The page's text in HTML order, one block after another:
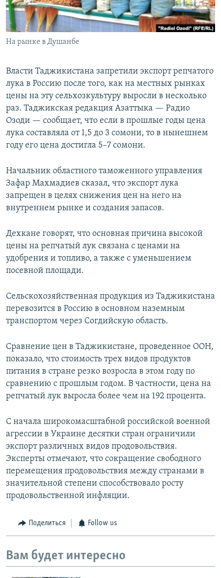
На рынке в Душанбе
Власти Таджикистана запретили экспорт репчатого
лука в Россию после того, как на местных рынках
цены на эту сельхозкультуру выросли в несколько
раз. Таджикская редакция Азаттыка — Радио
Озоди — сообщает, что если в прошлые годы цена
лука составляла от 1,5 до 3 сомони, то в нынешнем
году его цена достигла 5–7 сомони.
Начальник областного таможенного управления
Зафар Махмадиев сказал, что экспорт лука
запрещен в целях снижения цен на него на
внутреннем рынке и создания запасов.
Дехкане говорят, что основная причина высокой
цены на репчатый лук связана с ценами на
удобрения и топливо, а также с уменьшением
посевной площади.
Сельскохозяйственная продукция из Таджикистана
перевозится в Россию в основном наземным
транспортом через Согдийскую область.
Сравнение цен в Таджикистане, проведенное ООН,
показало, что стоимость трех видов продуктов
питания в стране резко возросла в этом году по
сравнению с прошлым годом. В частности, цена на
репчатый лук выросла более чем на 192 процента.
С начала широкомасштабной российской военной
агрессии в Украине десятки стран ограничили
экспорт различных видов продовольствия.
Эксперты отмечают, что сокращение свободного
перемещения продовольствия между странами в
значительной степени способствовало росту
продовольственной инфляции.
Поделиться Follow us
Вам будет интересно